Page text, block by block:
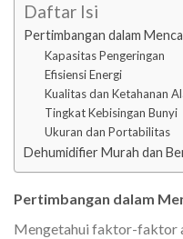
Daftar Isi
Pertimbangan dalam
Kapasitas Pengeringan
Efisiensi Energi
Kualitas dan Ketahanan
Tingkat Kebisingan Bunyi
Ukuran dan Portabilitas
Dehumidifier Murah dan
Pertimbangan dalam
Mengetahui faktor-faktor